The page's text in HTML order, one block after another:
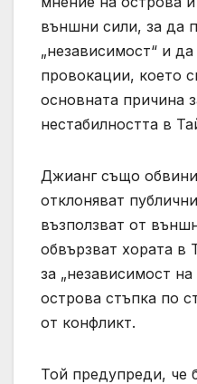
външни сили, за да
„независимост“ и
провокации, което
основната причина
нестабилността в
Джианг също
отклоняват
възползват от
обвързват хората в
за „независимост
острова стъпка по
от конфликт.
Той предупреди, че